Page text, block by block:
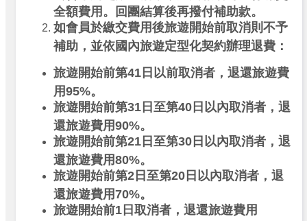
全額費用。回團結算後再撥付補助款。
如會員於繳交費用後旅遊開始前取消則不予
補助，並依國內旅遊定型化契約辦理退費：
旅遊開始前第41日以前取消者，退還旅遊費
用95%。
旅遊開始前第31日至第40日以內取消者，退
還旅遊費用90%。
旅遊開始前第21日至第30日以內取消者，退
還旅遊費用80%。
旅遊開始前第2日至第20日以內取消者，退
還旅遊費用70%。
旅遊開始前1日取消者，退還旅遊費用